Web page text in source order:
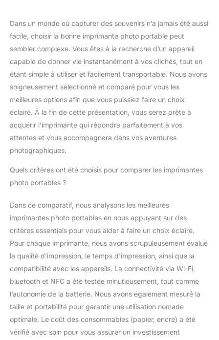
Dans un monde où capturer des souvenirs n’a jamais été aussi
facile, choisir la bonne imprimante photo portable peut
sembler complexe. Vous êtes à la recherche d’un appareil
capable de donner vie instantanément à vos clichés, tout en
étant simple à utiliser et facilement transportable. Nous avons
soigneusement sélectionné et comparé pour vous les
meilleures options afin que vous puissiez faire un choix
éclairé. À la fin de cette présentation, vous serez prête à
acquérir l’imprimante qui répondra parfaitement à vos
attentes et vous accompagnera dans vos aventures
photographiques.
Quels critères ont été choisis pour comparer les imprimantes
photo portables ?
Dans ce comparatif, nous analysons les meilleures
imprimantes photo portables en nous appuyant sur des
critères essentiels pour vous aider à faire un choix éclairé.
Pour chaque imprimante, nous avons scrupuleusement évalué
la qualité d’impression, le temps d’impression, ainsi que la
compatibilité avec les appareils. La connectivité via Wi-Fi,
bluetooth et NFC a été testée minutieusement, tout comme
l’autonomie de la batterie. Nous avons également mesuré la
taille et portabilité pour garantir une utilisation nomade
optimale. Le coût des consommables (papier, encre) a été
vérifié avec soin pour vous assurer un investissement